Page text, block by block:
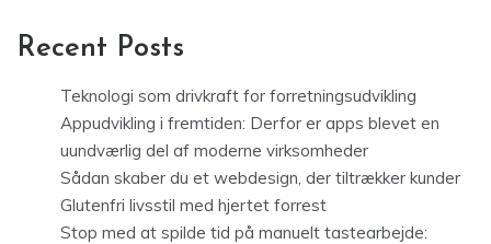
Recent Posts
Teknologi som drivkraft for forretningsudvikling
Appudvikling i fremtiden: Derfor er apps blevet en
uundværlig del af moderne virksomheder
Sådan skaber du et webdesign, der tiltrækker kunder
Glutenfri livsstil med hjertet forrest
Stop med at spilde tid på manuelt tastearbejde: